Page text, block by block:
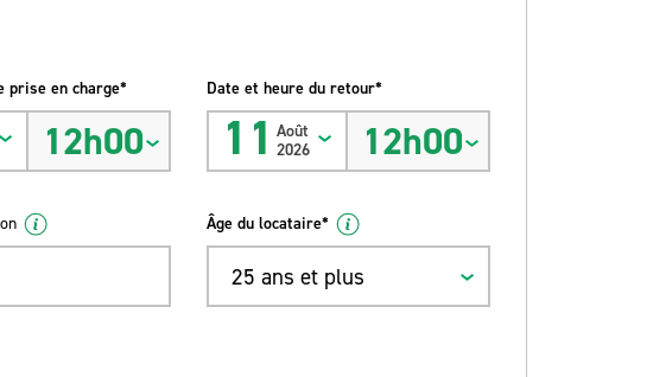
prise en charge*
12h00
Date et heure du retour*
11 Août
2026
12h00
Âge du locataire*
25 ans et plus